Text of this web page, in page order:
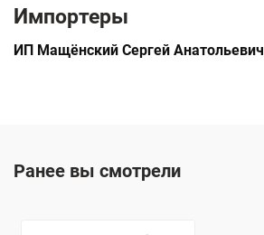
info@gpsnavi.by
Импортеры
ИП Мащёнский Сергей Анатольевич
Ранее вы смотрели